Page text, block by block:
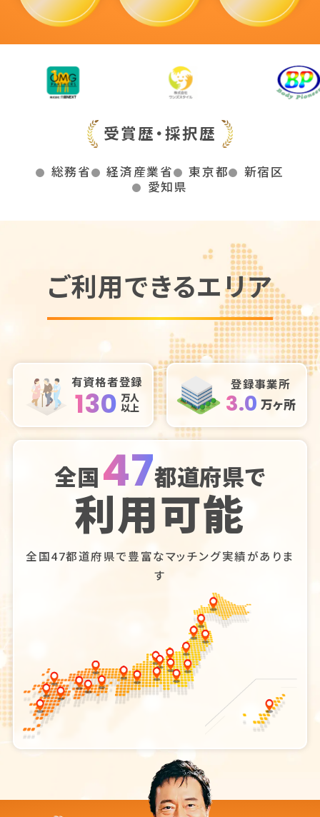
受賞歴・採択歴
総務省 経済産業省 東京都
新宿区
愛知県
ご利用できるエリア
有資格者登録
130 万人
以上
登録事業所
3.0 万ヶ所
全国 47都道府県で
利用可能
全国47都道府県で豊富なマッチング実績がありま
す